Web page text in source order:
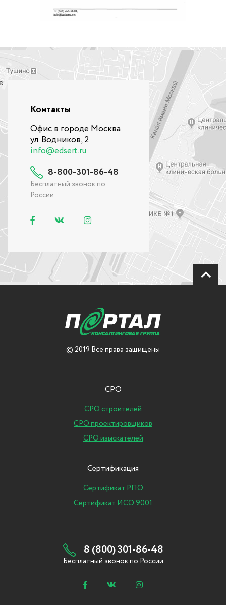
Контакты
Офис в городе Москва
ул. Водников, 2
info@edsert.ru
8-800-301-86-48
Бесплатный звонок по
России
© 2019 Все права защищены
СРО
СРО строителей
СРО проектировщиков
СРО изыскателей
Сертификация
Сертификат РПО
Сертификат ИСО 9001
8 (800) 301-86-48
Бесплатный звонок по России